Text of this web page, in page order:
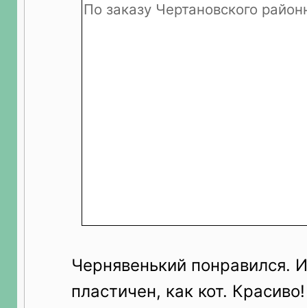
По заказу Чертановского
Чернявенький понравился.
пластичен, как кот. Красиво!